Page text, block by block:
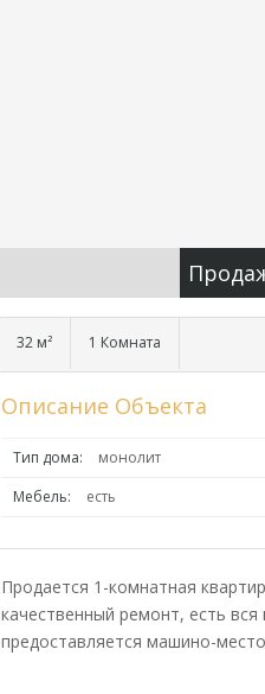
32 м² 1 Комната
Описание Объекта
Тип дома: монолит
Мебель:
есть
Продается 1-комнатная
качественный ремонт, есть
предоставляется машино-